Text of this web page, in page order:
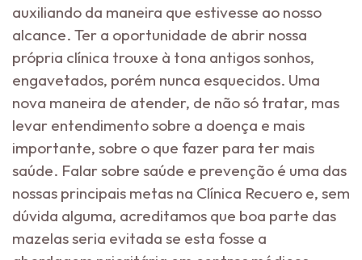
auxiliando da maneira que estivesse ao nosso
alcance. Ter a oportunidade de abrir nossa
própria clínica trouxe à tona antigos sonhos,
engavetados, porém nunca esquecidos. Uma
nova maneira de atender, de não só tratar, mas
levar entendimento sobre a doença e mais
importante, sobre o que fazer para ter mais
saúde. Falar sobre saúde e prevenção é uma das
nossas principais metas na Clínica Recuero e, sem
dúvida alguma, acreditamos que boa parte das
mazelas seria evitada se esta fosse a